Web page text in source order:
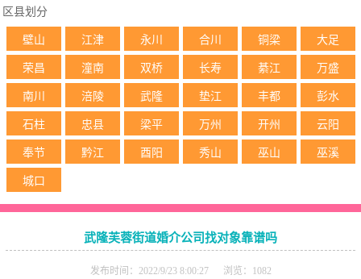
区县划分
壁山 江津 永川 合川 铜梁 大足
荣昌 潼南 双桥 长寿 綦江 万盛
南川 涪陵 武隆 垫江 丰都 彭水
石柱 忠县 梁平 万州 开州 云阳
奉节 黔江 酉阳 秀山 巫山 巫溪
城口
武隆芙蓉街道婚介公司找对象靠谱吗
发布时间：2022/9/23 8:00:27 浏览：1082